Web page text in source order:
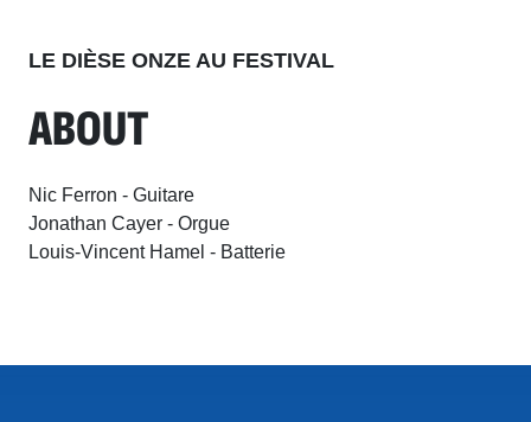
LE DIÈSE ONZE AU FESTIVAL
ABOUT
Nic Ferron - Guitare
Jonathan Cayer - Orgue
Louis-Vincent Hamel - Batterie